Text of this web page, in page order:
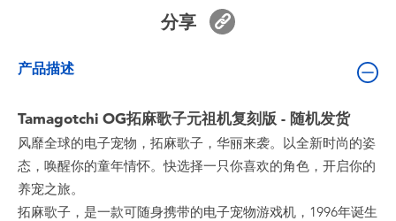
分享
产品描述
Tamagotchi OG拓麻歌子元祖机复刻版 - 随机发货
风靡全球的电子宠物，拓麻歌子，华丽来袭。以全新时尚的姿
态，唤醒你的童年情怀。快选择一只你喜欢的角色，开启你的
养宠之旅。
拓麻歌子，是一款可随身携带的电子宠物游戏机，1996年诞生